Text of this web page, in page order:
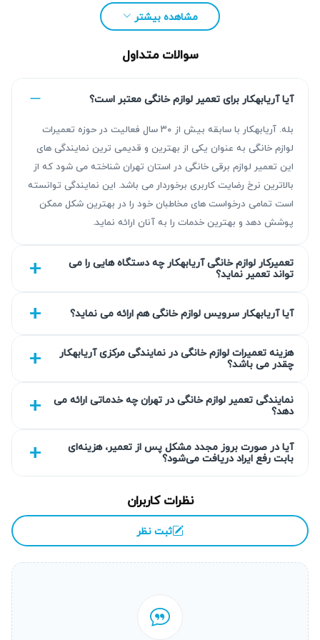
مزیت‌ آریابهکار برای تعمیر پکیج در ستارخان
تجربه بیش از ۳۰ سال در زمینه تعمیر و نگهداری پکیج، همراه با
عیب‌یابی دقیق و انجام تعمیرات استاندارد، تضمینی برای رضایت
می‌دهد تا اعتماد شما جلب شود و اطمینان داشته باشید هزینه‌ها
گارانتی کتبی خدمات
بدون مشکل و بدون هزینه اضافی پس از تعمیر انجام می‌شود. ما
به کیفیت کار خود اطمینان داشته و نسخه‌ای رسمی از گارانتی را
در اختیارتان قرار می‌دهیم.
انتخاب سطح کیفی قطعه به انتخاب شما
شما می‌توانید بر اساس بودجه و نیاز خود، سطح کیفی قطعات
جایگزین را انتخاب کنید. آریابهکار انواع قطعات اصلی و متفرقه را
با توضیح کامل به شما معرفی می‌کند تا تصمیمی آگاهانه و بهینه
داشته باشید. شفافیت در قیمت و کیفیت همیشه اولویت ماست.
عیب‌یابی دقیق قبل از تعویض قطعه
تیم آریابهکار ابتدا علت اصلی خرابی پکیج را کشف و تحلیل
مشاهده بیشتر
سوالات متداول
آیا آریابهکار برای تعمیر لوازم خانگی معتبر است؟
بله. آریابهکار با سابقه بیش از ۳۰ سال فعالیت در حوزه تعمیرات
لوازم خانگی به عنوان یکی از بهترین و قدیمی ترین نمایندگی های
این تعمیر لوازم برقی خانگی در استان تهران شناخته می شود که از
بالاترین نرخ رضایت کاربری برخوردار می باشد. این نمایندگی توانسته
است تمامی درخواست های مخاطبان خود را در بهترین شکل ممکن
پوشش دهد و بهترین خدمات را به آنان ارائه نماید.
تعمیرکار لوازم خانگی آریابهکار چه دستگاه هایی را می
تواند تعمیر نماید؟
آیا آریابهکار سرویس لوازم خانگی هم ارائه می نماید؟
هزینه تعمیرات لوازم خانگی در نمایندگی مرکزی آریابهکار
چقدر می باشد؟
نمایندگی تعمیر لوازم خانگی در تهران چه خدماتی ارائه می
دهد؟
آیا در صورت بروز مجدد مشکل پس از تعمیر، هزینه‌ای
بابت رفع ایراد دریافت می‌شود؟
نظرات کاربران
ثبت نظر